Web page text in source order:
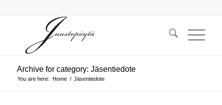
Archive for category: Jäsentiedote
You are here: Home / Jäsentiedote